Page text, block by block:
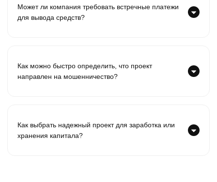
Может ли компания требовать встречные платежи
для вывода средств?
Как можно быстро определить, что проект
направлен на мошенничество?
Как выбрать надежный проект для заработка или
хранения капитала?